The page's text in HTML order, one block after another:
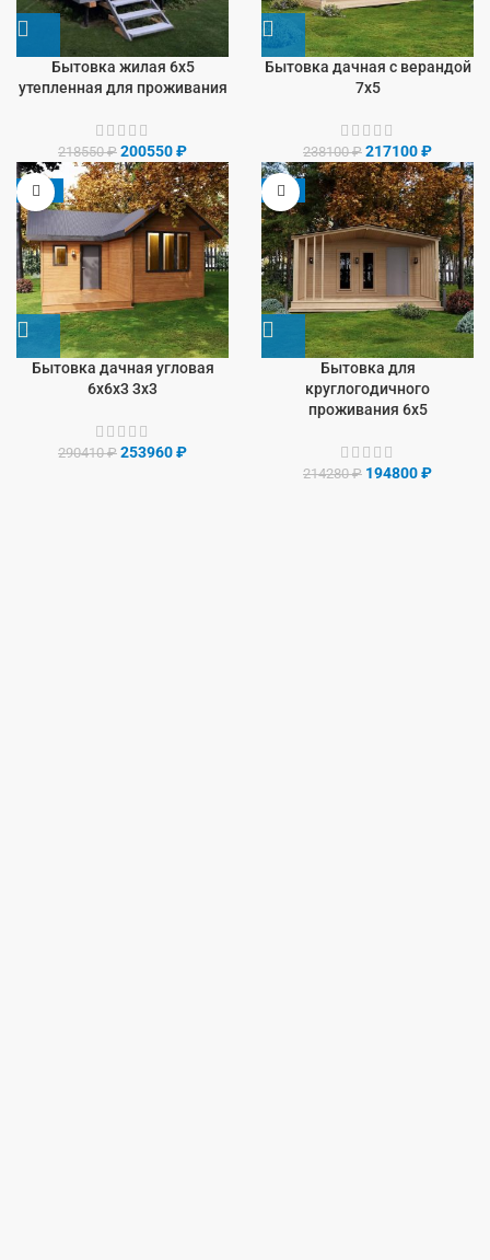
Бытовка жилая 6х5
утепленная для проживания
218550₽ 200550₽
Бытовка дачная с верандой
7х5
238100₽ 217100₽
-13%
Бытовка дачная угловая
6х6х3 3х3
290410₽ 253960₽
-9%
Бытовка для
круглогодичного
проживания 6х5
214280₽ 194800₽